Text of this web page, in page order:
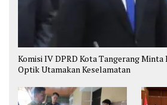
Komisi IV DPRD Kota Tangerang Minta
Optik Utamakan Keselamatan